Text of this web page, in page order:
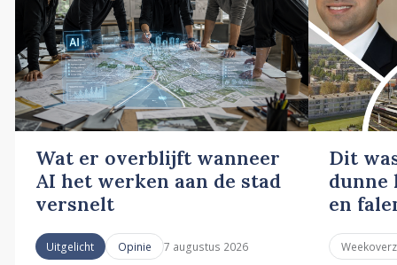
Wat er overblijft wanneer
AI het werken aan de stad
versnelt
Uitgelicht Opinie 7 augustus 2026
Dit
dunne
en